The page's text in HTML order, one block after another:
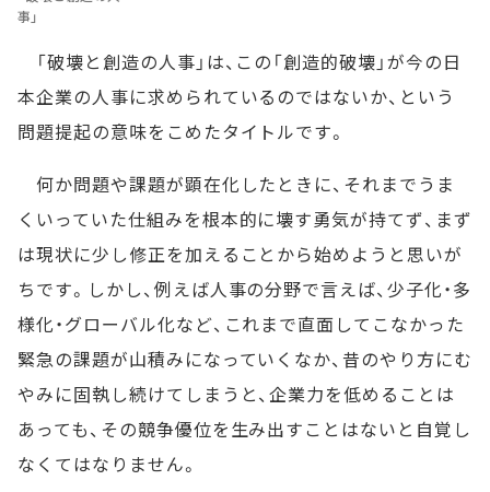
事」
「破壊と創造の人事」は、この「創造的破壊」が今の日
本企業の人事に求められているのではないか、という
問題提起の意味をこめたタイトルです。
何か問題や課題が顕在化したときに、それまでうま
くいっていた仕組みを根本的に壊す勇気が持てず、まず
は現状に少し修正を加えることから始めようと思いが
ちです。しかし、例えば人事の分野で言えば、少子化・多
様化・グローバル化など、これまで直面してこなかった
緊急の課題が山積みになっていくなか、昔のやり方にむ
やみに固執し続けてしまうと、企業力を低めることは
あっても、その競争優位を生み出すことはないと自覚し
なくてはなりません。